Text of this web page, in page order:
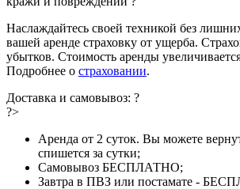
Наслаждайтесь своей техникой без
вашей аренде страховку от ущерба.
убытков. Стоимость аренды
Подробнее о страховании.
Доставка и самовывоз: ?
?>
Аренда от 2 суток. Вы можете
спишется за сутки;
Самовывоз БЕСПЛАТНО;
Завтра в ПВЗ или постамате -